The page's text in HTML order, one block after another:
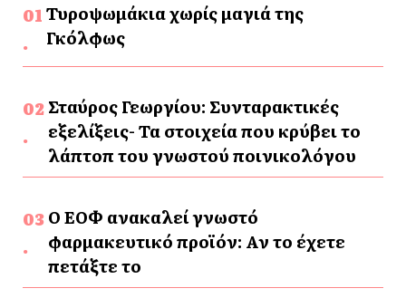
Τυροψωμάκια χωρίς μαγιά της
Γκόλφως
Σταύρος Γεωργίου: Συνταρακτικές
εξελίξεις- Τα στοιχεία που κρύβει το
λάπτοπ του γνωστού ποινικολόγου
Ο ΕΟΦ ανακαλεί γνωστό
φαρμακευτικό προϊόν: Αν το έχετε
πετάξτε το